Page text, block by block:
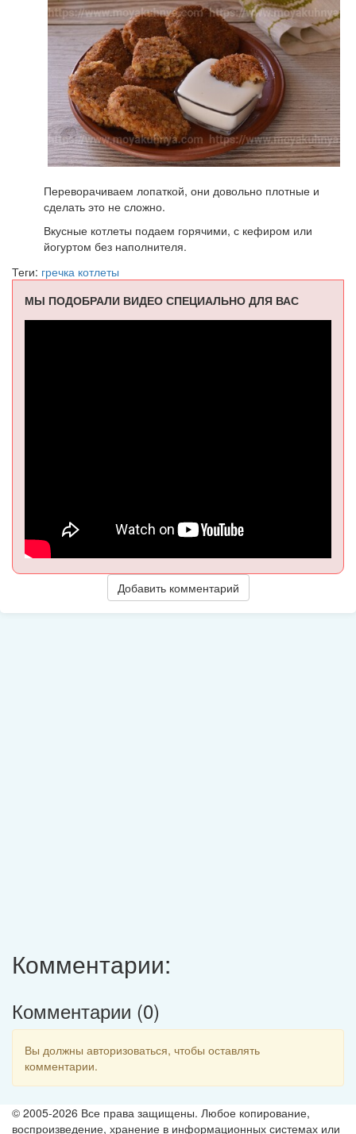
Переворачиваем лопаткой, они довольно плотные и
сделать это не сложно.
Вкусные котлеты подаем горячими, с кефиром или
йогуртом без наполнителя.
Теги: гречка котлеты
МЫ ПОДОБРАЛИ ВИДЕО СПЕЦИАЛЬНО ДЛЯ ВАС
Добавить комментарий
Комментарии:
Комментарии (0)
Вы должны авторизоваться, чтобы оставлять
комментарии.
© 2005-2026 Все права защищены. Любое копирование,
воспроизведение, хранение в информационных системах или